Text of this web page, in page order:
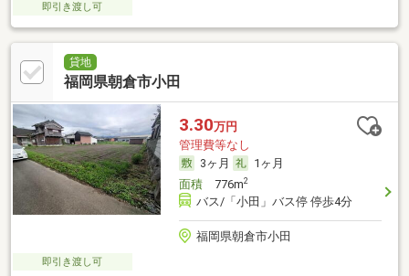
即引き渡し可
貸地
福岡県朝倉市小田
3.30万円
管理費等なし
3ヶ月
1ヶ月
面積776m2
バス/「小田」バス停 停歩4分
福岡県朝倉市小田
即引き渡し可